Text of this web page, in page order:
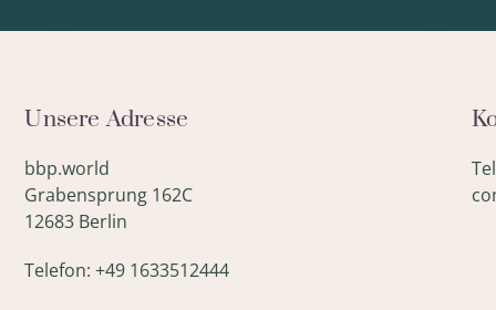
Unsere Adresse
bbp.world
Grabensprung 162C
12683 Berlin
Telefon: +49 1633512444